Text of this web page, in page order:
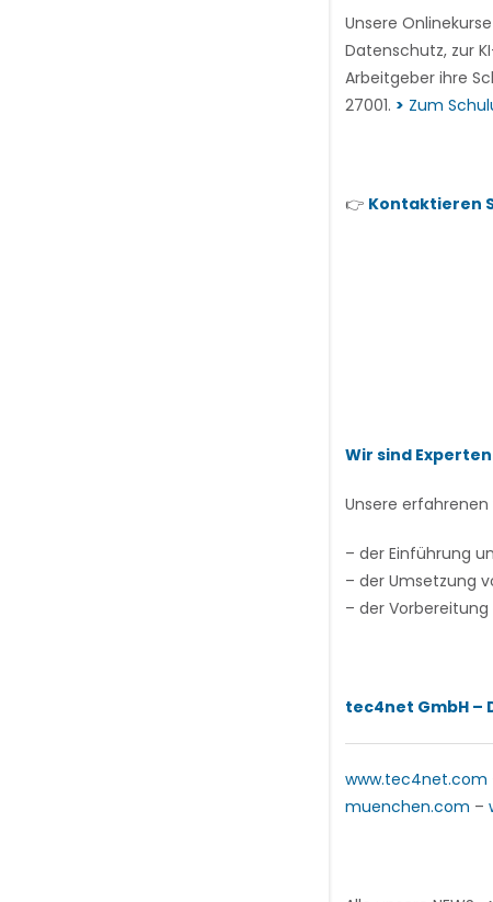
Unsere
Datenschutz, zur
Arbeitgeber ihre
27001. > Zum
👉 Kontaktieren
Wir sind
Unsere
– der Einführung
– der Umsetzung
– der
tec4net GmbH –
www.tec4net.com
muenchen.com –